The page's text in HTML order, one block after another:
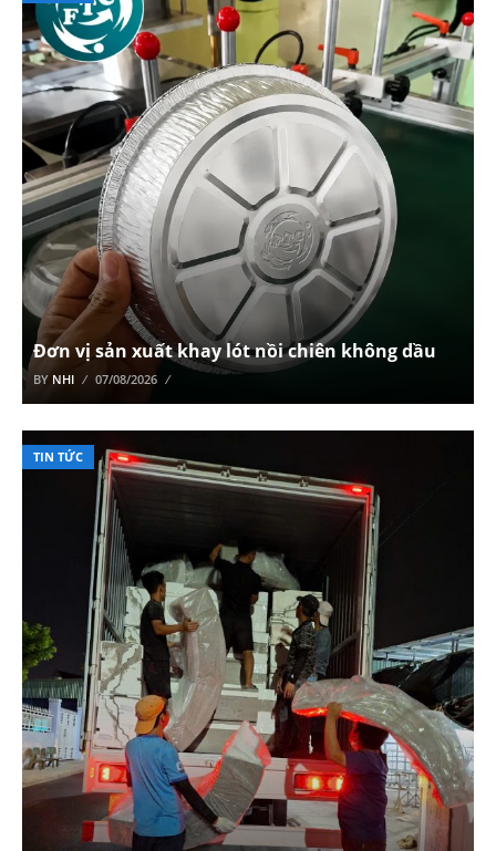
Đơn vị sản xuất khay lót nồi chiên không dầu
BY NHI 07/08/2026
TIN TỨC